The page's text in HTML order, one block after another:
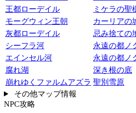
王都ローデイル
ミケラの聖
モーグウィン王朝
カーリアの
灰都ローデイル
忌み捨ての
シーフラ河
永遠の都ノ
エインセル河
永遠の都ノ
腐れ湖
深き根の底
崩れゆくファルムアズラ 聖別雪原
その他マップ情報
NPC攻略